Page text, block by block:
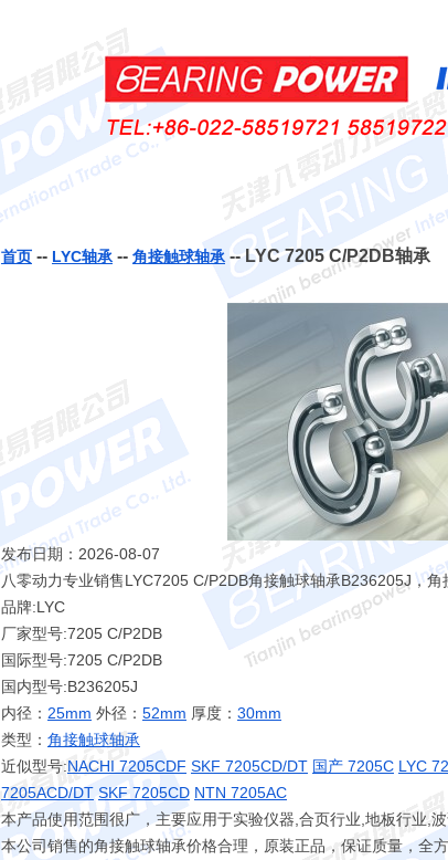
首页 -- LYC轴承 -- 角接触球轴承 -- LYC 7205 C/P2DB轴承
发布日期：2026-08-07
八零动力专业销售LYC7205 C/P2DB角接触球轴承B236205J，
品牌:LYC
厂家型号:7205 C/P2DB
国际型号:7205 C/P2DB
国内型号:B236205J
内径： 25mm 外径： 52mm 厚度： 30mm
类型： 角接触球轴承
近似型号:NACHI 7205CDF SKF 7205CD/DT 国产 7205C LYC
7205ACD/DT SKF 7205CD NTN 7205AC
本产品使用范围很广，主要应用于实验仪器,合页行业,地板行业,
本公司销售的角接触球轴承价格合理，原装正品，保证质量，全